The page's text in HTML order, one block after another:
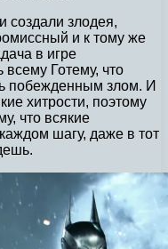
создали злодея,
и к тому же
в игре
всему Готему, что
побежденным злом. И
хитрости, поэтому
что всякие
шагу, даже в тот